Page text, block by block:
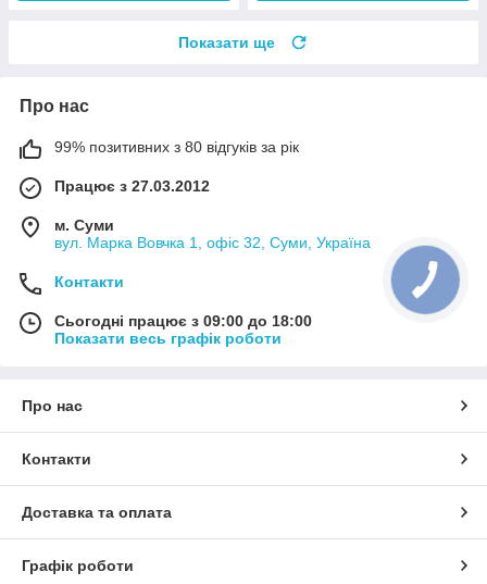
Показати ще
Про нас
99% позитивних з 80 відгуків за рік
Працює з 27.03.2012
м. Суми
вул. Марка Вовчка 1, офіс 32, Суми, Україна
Контакти
Сьогодні працює з 09:00 до 18:00
Показати весь графік роботи
Про нас
Контакти
Доставка та оплата
Графік роботи